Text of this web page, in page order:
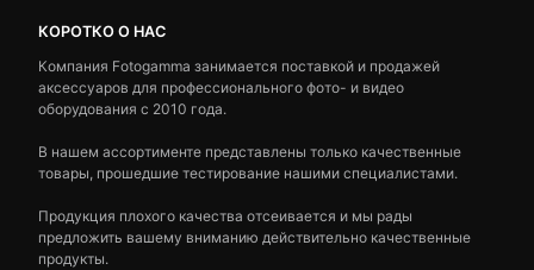
КОРОТКО О НАС
Компания Fotogamma занимается поставкой и продажей
аксессуаров для профессионального фото- и видео
оборудования с 2010 года.
В нашем ассортименте представлены только качественные
товары, прошедшие тестирование нашими специалистами.
Продукция плохого качества отсеивается и мы рады
предложить вашему вниманию действительно качественные
продукты.